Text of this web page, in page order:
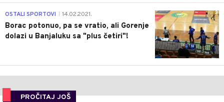
3
OSTALI SPORTOVI 14.02.2021.
Borac potonuo, pa se vratio, ali Gorenje
dolazi u Banjaluku sa "plus četiri"!
PROČITAJ JOŠ